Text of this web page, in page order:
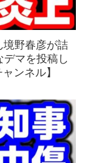
境野春彦が詰
マを投稿し
ンネル】